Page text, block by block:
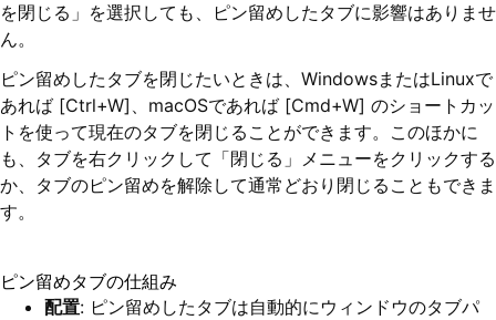
を閉じる」を選択しても、ピン留めしたタブに影響はありませ
ん。
ピン留めしたタブを閉じたいときは、WindowsまたはLinuxで
あれば [Ctrl+W]、macOSであれば [Cmd+W] のショートカッ
トを使って現在のタブを閉じることができます。このほかに
も、タブを右クリックして「閉じる」メニューをクリックする
か、タブのピン留めを解除して通常どおり閉じることもできま
す。
ピン留めタブの仕組み
配置: ピン留めしたタブは自動的にウィンドウのタブパ